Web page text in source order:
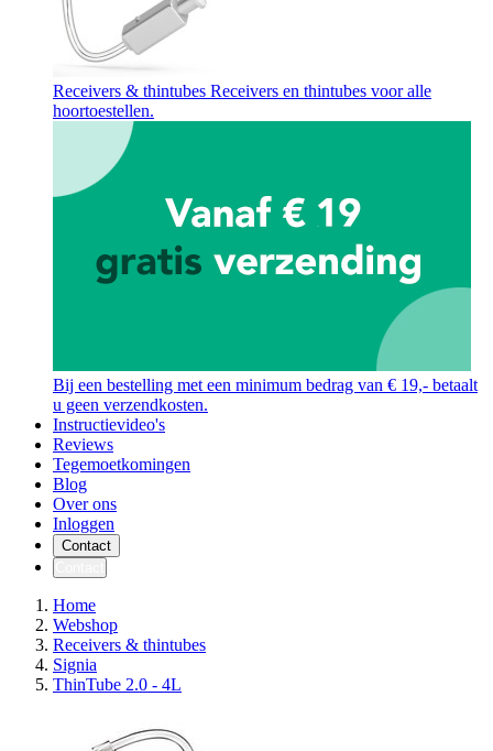
Receivers & thintubes Receivers en thintubes voor alle
hoortoestellen.
Bij een bestelling met een minimum bedrag van € 19,- betaalt
u geen verzendkosten.
Instructievideo's
Reviews
Tegemoetkomingen
Blog
Over ons
Inloggen
Contact
Home
Webshop
Receivers & thintubes
Signia
ThinTube 2.0 - 4L